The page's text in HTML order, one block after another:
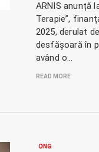
ARNIS anunță
Terapie”,
2025, derulat
desfășoară în
având o…
READ MORE
ONG